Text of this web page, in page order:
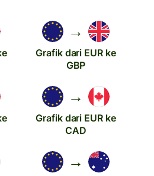
→
Grafik dari EUR ke
GBP
→
Grafik dari EUR ke
CAD
→